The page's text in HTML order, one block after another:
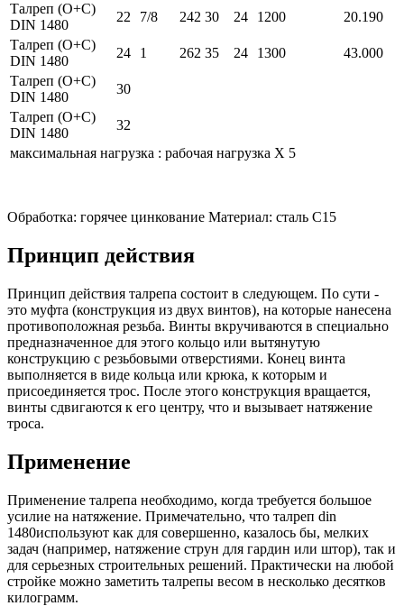
Талреп (О+С)
DIN 1480
22 7/8 242 30 24 1200
20.190
Талреп (О+С)
DIN 1480
24 1 262 35 24 1300
43.000
Талреп (О+С)
DIN 1480
30
Талреп (О+С)
DIN 1480
32
максимальная нагрузка : рабочая нагрузка Х 5
Обработка: горячее цинкование Материал: сталь C15
Принцип действия
Принцип действия талрепа состоит в следующем. По сути -
это муфта (конструкция из двух винтов), на которые нанесена
противоположная резьба. Винты вкручиваются в специально
предназначенное для этого кольцо или вытянутую
конструкцию с резьбовыми отверстиями. Конец винта
выполняется в виде кольца или крюка, к которым и
присоединяется трос. После этого конструкция вращается,
винты сдвигаются к его центру, что и вызывает натяжение
троса.
Применение
Применение талрепа необходимо, когда требуется большое
усилие на натяжение. Примечательно, что талреп din
1480используют как для совершенно, казалось бы, мелких
задач (например, натяжение струн для гардин или штор), так и
для серьезных строительных решений. Практически на любой
стройке можно заметить талрепы весом в несколько десятков
килограмм.